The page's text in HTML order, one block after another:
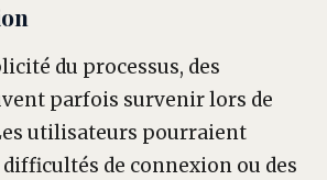
du processus, des
parfois survenir lors de
utilisateurs pourraient
de connexion ou des